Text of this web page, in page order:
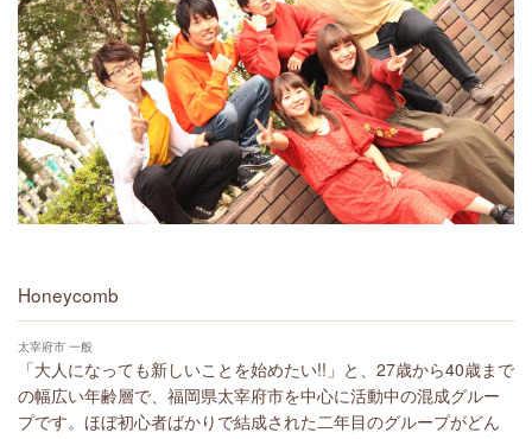
Honeycomb
太宰府市 一般
「大人になっても新しいことを始めたい!!」と、27歳から40歳まで
の幅広い年齢層で、福岡県太宰府市を中心に活動中の混成グルー
プです。ほぼ初心者ばかりで結成された二年目のグループがどん